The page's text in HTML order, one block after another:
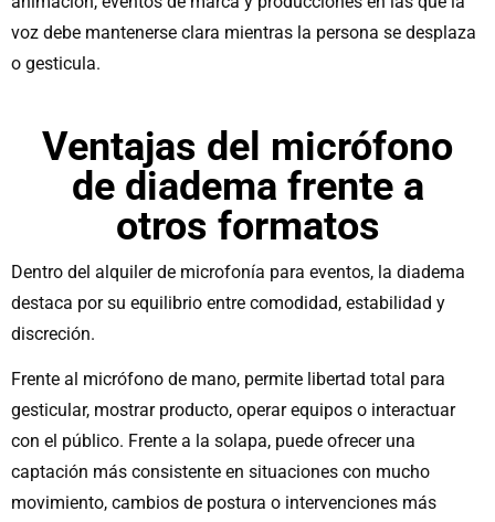
voz debe mantenerse clara mientras la persona se desplaza
o gesticula.
Ventajas del micrófono
de diadema frente a
otros formatos
Dentro del alquiler de microfonía para eventos, la diadema
destaca por su equilibrio entre comodidad, estabilidad y
discreción.
Frente al micrófono de mano, permite libertad total para
gesticular, mostrar producto, operar equipos o interactuar
con el público. Frente a la solapa, puede ofrecer una
captación más consistente en situaciones con mucho
movimiento, cambios de postura o intervenciones más